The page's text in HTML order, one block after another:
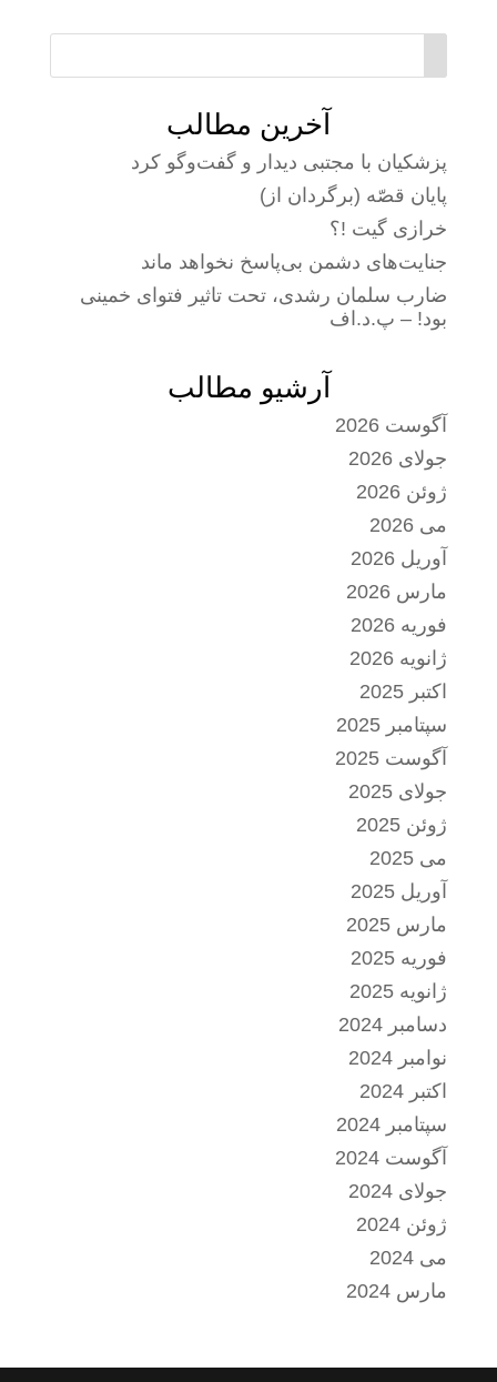
آخرین مطالب
پزشکیان با مجتبی دیدار و گفت‌وگو کرد
پایان قصّه (برگردان از)
خرازی گیت !؟
جنایت‌های دشمن بی‌پاسخ نخواهد ماند
ضارب سلمان رشدی، تحت تاثیر فتوای خمینی
بود! – پ.د.اف
آرشیو مطالب
آگوست 2026
جولای 2026
ژوئن 2026
می 2026
آوریل 2026
مارس 2026
فوریه 2026
ژانویه 2026
اکتبر 2025
سپتامبر 2025
آگوست 2025
جولای 2025
ژوئن 2025
می 2025
آوریل 2025
مارس 2025
فوریه 2025
ژانویه 2025
دسامبر 2024
نوامبر 2024
اکتبر 2024
سپتامبر 2024
آگوست 2024
جولای 2024
ژوئن 2024
می 2024
مارس 2024